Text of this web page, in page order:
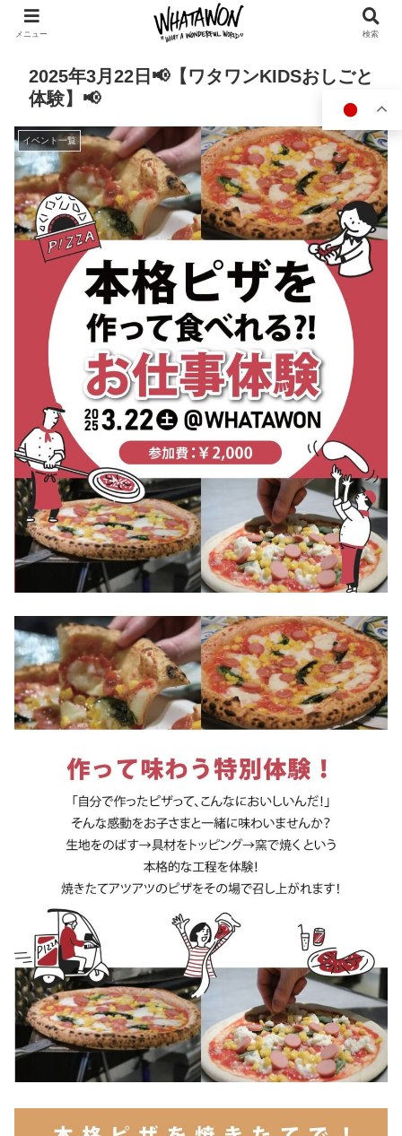
2025年3月22日📢【ワタワンKIDSおしごと
体験】📢
イベント一覧
メニュー 検索